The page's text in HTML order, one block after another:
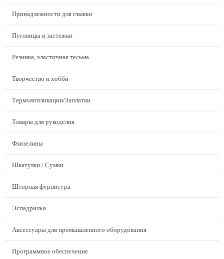
Принадлежности для глажки
Пуговицы и застежки
Резинка, эластичная тесьма
Творчество и хобби
Термоаппликации/Заплатки
Товары для рукоделия
Флизелины
Шкатулки / Сумки
Шторная фурнитура
Эспадрильи
Аксессуары для промышленного оборудования
Программное обеспечение